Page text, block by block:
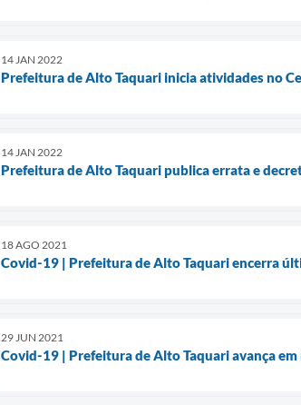
14 JAN 2022
Prefeitura de Alto Taquari inicia atividades no
14 JAN 2022
Prefeitura de Alto Taquari publica errata e
18 AGO 2021
Covid-19 | Prefeitura de Alto Taquari encerra
29 JUN 2021
Covid-19 | Prefeitura de Alto Taquari avança